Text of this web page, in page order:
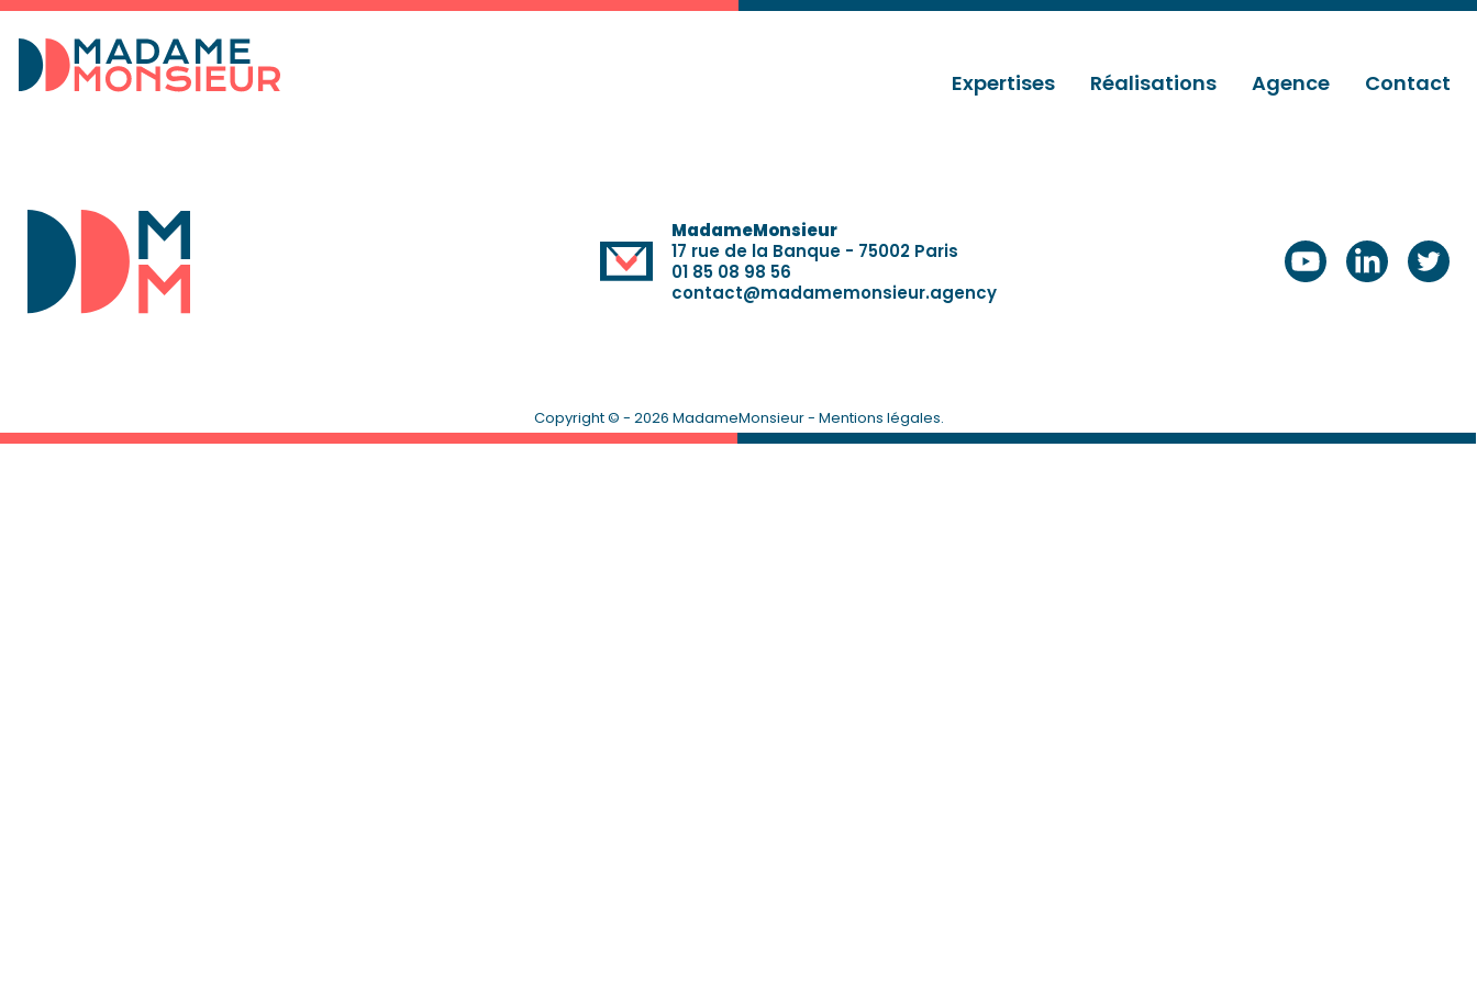
Expertises Réalisations Agence Contact
MadameMonsieur
17 rue de la Banque - 75002 Paris
01 85 08 98 56
contact@madamemonsieur.agency
Copyright © - 2026 MadameMonsieur - Mentions légales.